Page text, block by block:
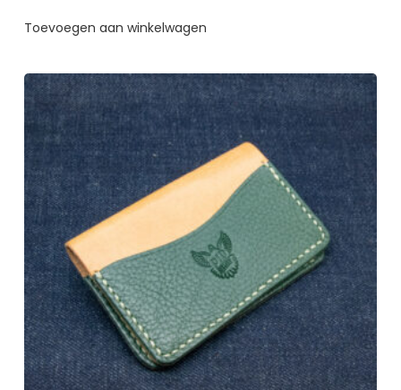
Toevoegen aan winkelwagen